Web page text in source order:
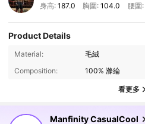
身高: 187.0 胸圍:104.0 腰圍:
Product Details
Material:
毛絨
Composition:
100% 滌綸
看更多
Manfinity CasualCool
168K 追蹤者